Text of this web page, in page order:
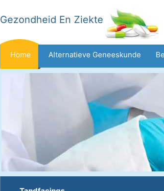
Gezondheid En Ziekte
Home Alternatieve Geneeskunde
Gezinsgezondheid